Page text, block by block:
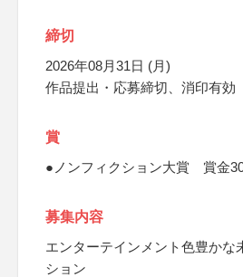
締切
2026年08月31日 (月)
作品提出・応募締切、消印有効
賞
●ノンフィクション大賞 賞金
募集内容
エンターテインメント色豊かな
ション